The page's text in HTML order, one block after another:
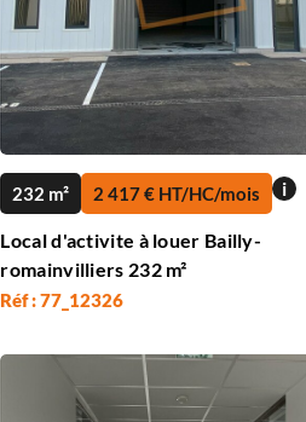
232 m² 2 417 € HT/HC/mois i
Local d'activite à louer Bailly-
romainvilliers 232 m²
Réf : 77_12326